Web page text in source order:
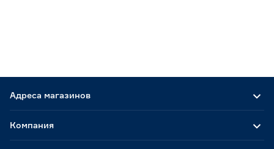
Адреса магазинов
Компания